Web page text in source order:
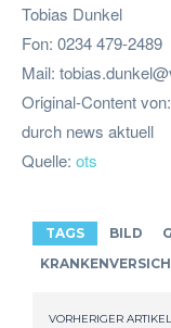
Tobias Dunkel
Fon: 0234 479-2489
Mail:
Original-Content
durch news aktuell
Quelle: ots
TAGS BILD
VORHERIGER ARTIKEL